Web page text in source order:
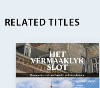
RELATED TITLES